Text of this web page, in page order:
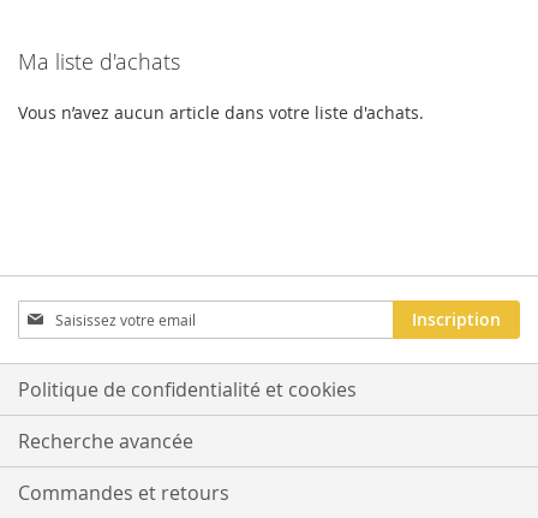
Ma liste d'achats
Vous n’avez aucun article dans votre liste d'achats.
Inscription
à
notre
newsletter
Inscription
Politique de confidentialité et cookies
Recherche avancée
Commandes et retours